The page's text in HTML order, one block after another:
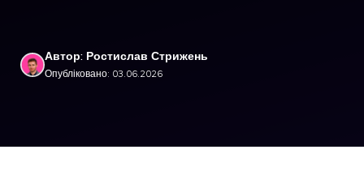
Автор: Ростислав Стрижень
Опубліковано: 03.06.2026